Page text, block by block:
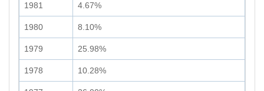
1981 4.67%
1980 8.10%
1979 25.98%
1978 10.28%